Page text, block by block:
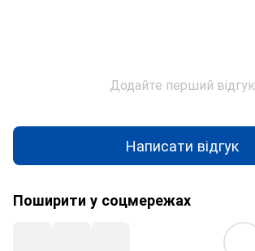
Додайте перший відгук
Написати відгук
Поширити у соцмережах